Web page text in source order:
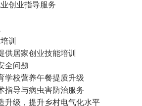
创业指导服务
训
供居家创业技能培训
全问题
学校营养午餐提质升级
指导与病虫害防治服务
升级，提升乡村电气化水平